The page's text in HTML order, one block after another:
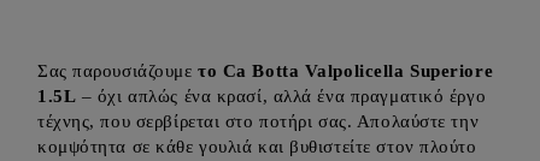
Σας παρουσιάζουμετο Ca Botta Valpolicella Superiore
1.5L – όχι απλώς ένα κρασί, αλλά ένα πραγματικό έργο
τέχνης, που σερβίρεται στο ποτήρι σας. Απολαύστε την
κομψότητα σε κάθε γουλιά και βυθιστείτε στον πλούτο